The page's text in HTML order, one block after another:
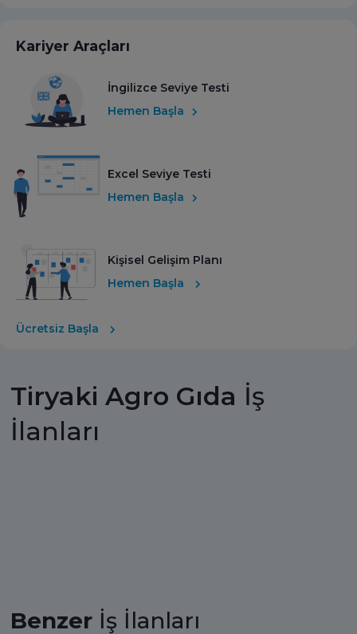
Kariyer Araçları
İngilizce Seviye Testi
Hemen Başla
Excel Seviye Testi
Hemen Başla
Kişisel Gelişim Planı
Hemen Başla
Ücretsiz Başla
Tiryaki Agro Gıda İş
İlanları
Benzer İş İlanları